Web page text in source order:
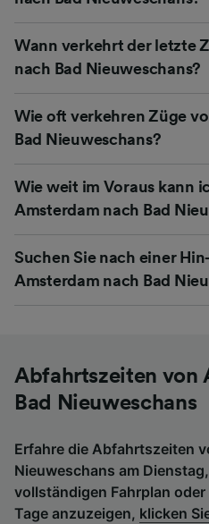
Wann verkehrt der letzte
nach Bad Nieuweschans?
Wie oft verkehren Züge
Bad Nieuweschans?
Wie weit im Voraus kann
Amsterdam nach Bad
Suchen Sie nach einer
Amsterdam nach Bad
Abfahrtszeiten von
Bad Nieuweschans
Erfahre die Abfahrtszeiten
Nieuweschans am
vollständigen Fahrplan
Tage anzuzeigen, klicken